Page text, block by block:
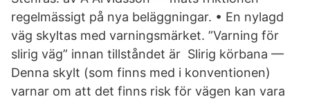
regelmässigt på nya beläggningar. • En nylagd
väg skyltas med varningsmärket. ”Varning för
slirig väg” innan tillståndet är Slirig körbana —
Denna skylt (som finns med i konventionen)
varnar om att det finns risk för vägen kan vara